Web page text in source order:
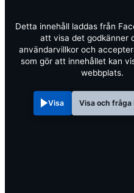
Detta innehåll laddas från
att visa det godkänner
användarvillkor och
som gör att innehållet kan
webbplats.
Visa Visa och fråga